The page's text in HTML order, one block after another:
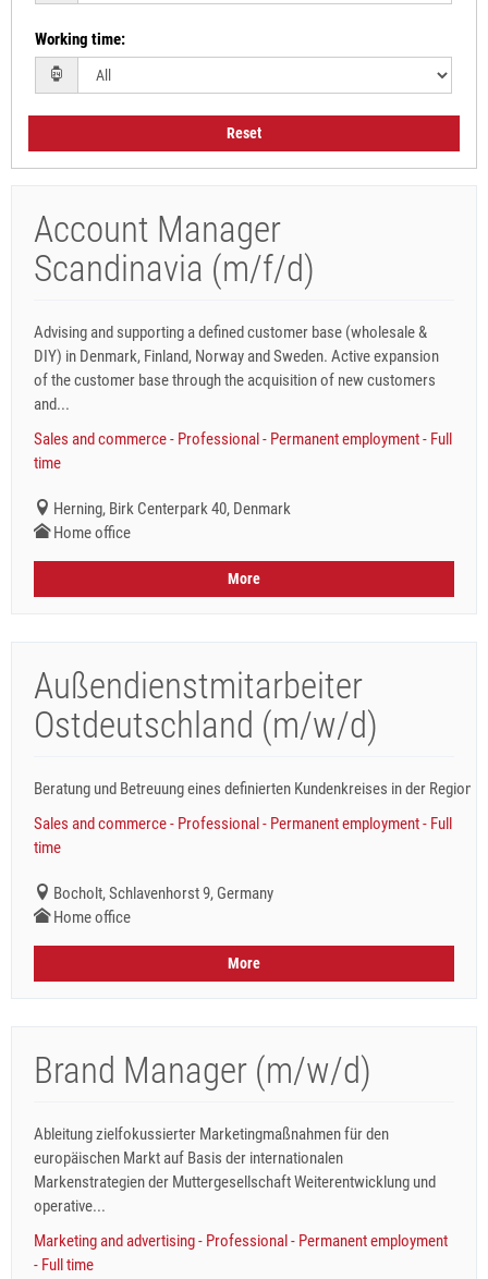
Working time:
Reset
Account Manager
Scandinavia (m/f/d)
Advising and supporting a defined customer base (wholesale &
DIY) in Denmark, Finland, Norway and Sweden. Active expansion
of the customer base through the acquisition of new customers
and...
Sales and commerce - Professional - Permanent employment - Full
time
Herning, Birk Centerpark 40, Denmark
Home office
More
Außendienstmitarbeiter
Ostdeutschland (m/w/d)
Beratung und Betreuung eines definierten Kundenkreises in der
Sales and commerce - Professional - Permanent employment - Full
time
Bocholt, Schlavenhorst 9, Germany
Home office
More
Brand Manager (m/w/d)
Ableitung zielfokussierter Marketingmaßnahmen für den
europäischen Markt auf Basis der internationalen
Markenstrategien der Muttergesellschaft Weiterentwicklung und
operative...
Marketing and advertising - Professional - Permanent employment
- Full time